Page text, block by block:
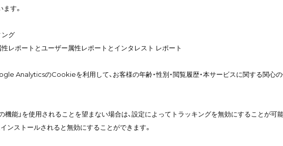
す。
グ
レポートとユーザー属性レポートとインタレスト レポート
AnalyticsのCookieを利用して、お客様の年齢・性別・閲覧履歴・本サービスに関する関心
能」を使用されることを望まない場合は、設定によってトラッキングを無効にすることが
ンストールされると無効にすることができます。